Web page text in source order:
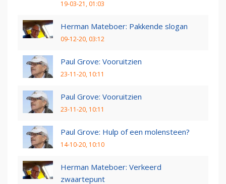
19-03-21, 01:03
Herman Mateboer: Pakkende slogan
09-12-20, 03:12
Paul Grove: Vooruitzien
23-11-20, 10:11
Paul Grove: Vooruitzien
23-11-20, 10:11
Paul Grove: Hulp of een molensteen?
14-10-20, 10:10
Herman Mateboer: Verkeerd
zwaartepunt